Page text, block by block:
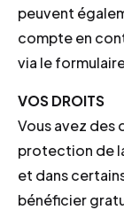
peuvent
compte en
via le
VOS DROITS
Vous avez des
protection de
et dans
bénéficier